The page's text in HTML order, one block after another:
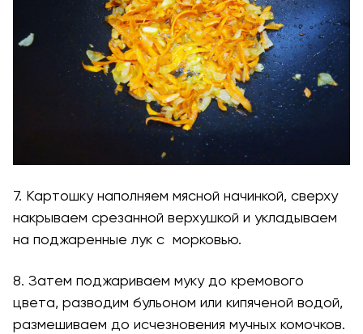
7. Картошку наполняем мясной начинкой, сверху
накрываем срезанной верхушкой и укладываем
на поджаренные лук с морковью.
8. Затем поджариваем муку до кремового
цвета, разводим бульоном или кипяченой водой,
размешиваем до исчезновения мучных комочков.